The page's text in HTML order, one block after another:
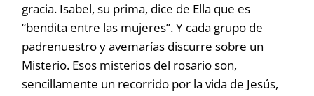
gracia. Isabel, su prima, dice de Ella que es
“bendita entre las mujeres”. Y cada grupo de
padrenuestro y avemarías discurre sobre un
Misterio. Esos misterios del rosario son,
sencillamente un recorrido por la vida de Jesús,